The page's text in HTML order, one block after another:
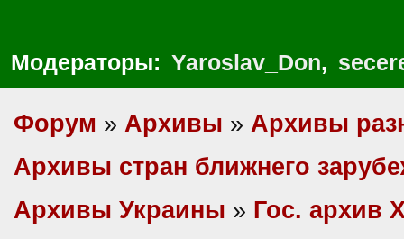
Модераторы: Yaroslav_Don,
Форум » Архивы » Архивы
Архивы стран ближнего
Архивы Украины » Гос. архив